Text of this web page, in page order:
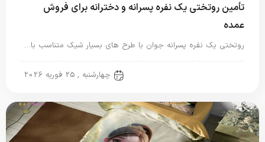
تأمین روتختی یک نفره پسرانه و دخترانه برای فروش
عمده
روتختی یک نفره پسرانه جوان با طرح های بسیار شیک متناسب با…
چهارشنبه , 25 فوریه 2026